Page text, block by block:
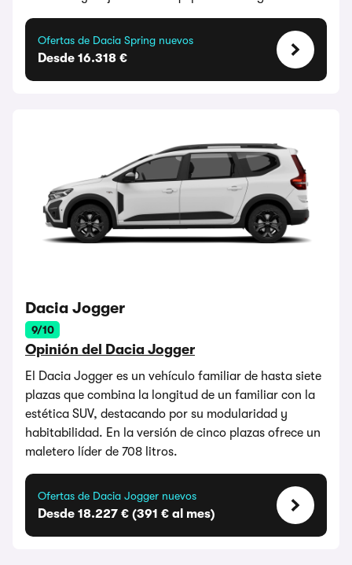
Ofertas de Dacia Spring nuevos
Desde 16.318 €
Dacia Jogger
9/10
Opinión del Dacia Jogger
El Dacia Jogger es un vehículo familiar de hasta siete
plazas que combina la longitud de un familiar con la
estética SUV, destacando por su modularidad y
habitabilidad. En la versión de cinco plazas ofrece un
maletero líder de 708 litros.
Ofertas de Dacia Jogger nuevos
Desde 18.227 € (391 € al mes)